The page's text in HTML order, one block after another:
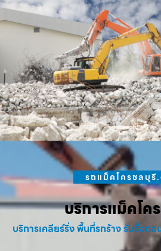
รถแม็คโครชลบุรี
บริการแม็คโค
บริการเคลียร์ริ่ง พื้นที่รกร้าง รับรื้อถ